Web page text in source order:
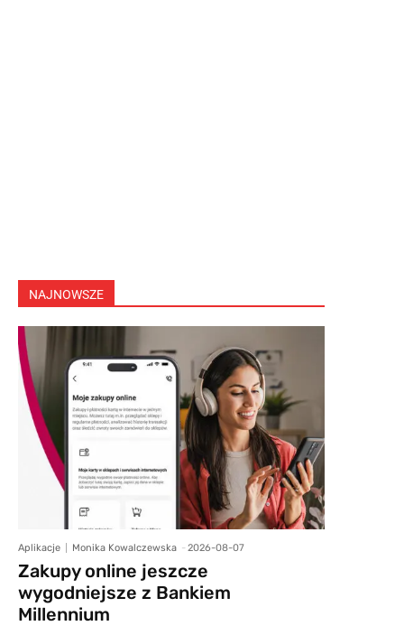
NAJNOWSZE
Aplikacje Monika Kowalczewska - 2026-08-07
Zakupy online jeszcze
wygodniejsze z Bankiem
Millennium